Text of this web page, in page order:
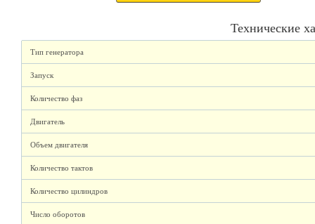
Технические
Тип генератора
Запуск
Количество фаз
Двигатель
Объем двигателя
Количество тактов
Количество цилиндров
Число оборотов